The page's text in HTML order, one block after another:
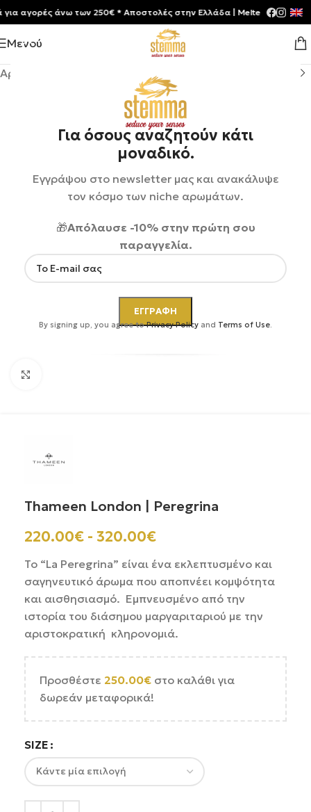
Για όσους αναζητούν κάτι
μοναδικό.
Εγγράψου στο newsletter μας και ανακάλυψε
τον κόσμο των niche αρωμάτων.
🎁Απόλαυσε -10% στην πρώτη σου
παραγγελία.
By signing up, you agree toPrivacy Policy and Terms of Use.
Μενού
Αρχική σελίδα Αρώματα
Thameen London | Peregrina
220.00€ - 320.00€
Το “La Peregrina” είναι ένα εκλεπτυσμένο και
σαγηνευτικό άρωμα που αποπνέει κομψότητα
και αισθησιασμό. Εμπνευσμένο από την
ιστορία του διάσημου μαργαριταριού με την
αριστοκρατική κληρονομιά.
Προσθέστε 250.00€ στο καλάθι για
δωρεάν μεταφορικά!
SIZE
αγορές άνω των 250€ * Aποστολές στην Ελλάδα | Meltemia Exclusive